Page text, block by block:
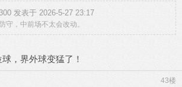
发表于 2026-5-27 23:17
守，中前场不太会改动。
，界外球变猛了！
43楼